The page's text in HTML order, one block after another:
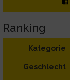
Ranking
Kategorie
Geschlecht